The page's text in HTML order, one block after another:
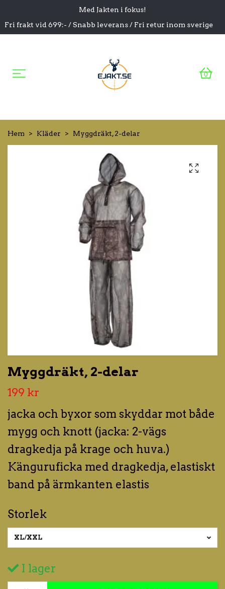
Med Jakten i fokus!
Fri frakt vid 699:- / Snabb leverans / Fri retur inom sverige
0
Hem Kläder Myggdräkt, 2-delar
Myggdräkt, 2-delar
199 kr
jacka och byxor som skyddar mot både
mygg och knott (jacka: 2-vägs
dragkedja på krage och huva.)
Känguruficka med dragkedja, elastiskt
band på ärmkanten elastis
Storlek
XL/XXL
I lager